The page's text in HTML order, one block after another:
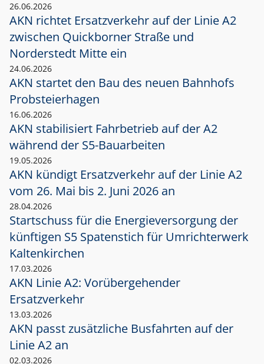
26.06.2026
AKN richtet Ersatzverkehr auf der Linie A2
zwischen Quickborner Straße und
Norderstedt Mitte ein
24.06.2026
AKN startet den Bau des neuen Bahnhofs
Probsteierhagen
16.06.2026
AKN stabilisiert Fahrbetrieb auf der A2
während der S5-Bauarbeiten
19.05.2026
AKN kündigt Ersatzverkehr auf der Linie A2
vom 26. Mai bis 2. Juni 2026 an
28.04.2026
Startschuss für die Energieversorgung der
künftigen S5 Spatenstich für Umrichterwerk
Kaltenkirchen
17.03.2026
AKN Linie A2: Vorübergehender
Ersatzverkehr
13.03.2026
AKN passt zusätzliche Busfahrten auf der
Linie A2 an
02.03.2026